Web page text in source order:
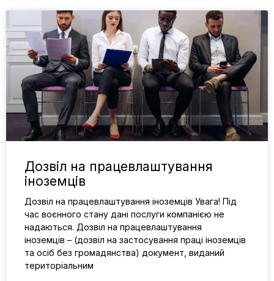
Дозвіл на працевлаштування
іноземців
Дозвіл на працевлаштування іноземців Увага! Під
час воєнного стану дані послуги компанією не
надаються. Дозвіл на працевлаштування
іноземців – (дозвіл на застосування праці іноземців
та осіб без громадянства) документ, виданий
територіальним